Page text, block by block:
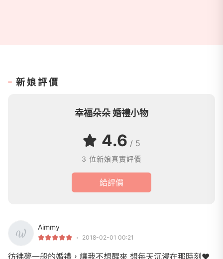
新娘評價
幸福朵朵 婚禮小物
4.6 / 5
3 位新娘真實評價
給評價
Aimmy
2018-02-01 00:21
彷彿夢一般的婚禮，讓我不想醒來 想每天沉浸在那時刻❤